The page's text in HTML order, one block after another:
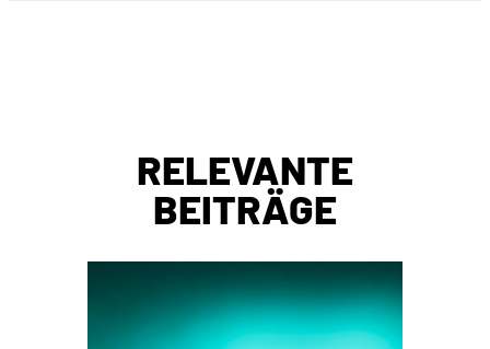
RELEVANTE
BEITRÄGE